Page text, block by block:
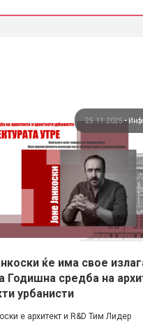
25.11.2025•
ќе има свое
Годишна средба на
урбанисти
е архитект и R&D Тим Лидер